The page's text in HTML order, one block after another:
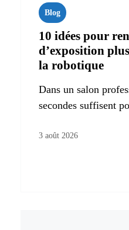
Blog
10 idées pour
d’exposition
la robotique
Dans un salon
secondes suffisent
3 août 2026